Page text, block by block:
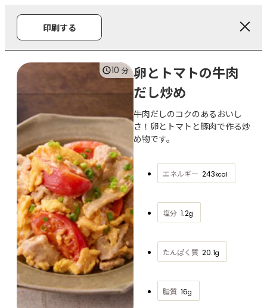
印刷する
10 分 卵とトマトの牛肉
だし炒め
牛肉だしのコクのあるおいし
さ！卵とトマトと豚肉で作る炒
め物です。
エネルギー 243kcal
塩分 1.2g
たんぱく質 20.1g
脂質 16g